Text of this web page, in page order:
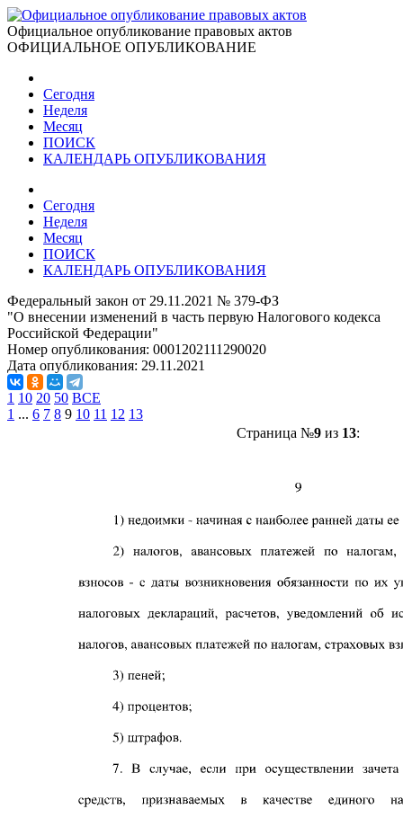
Официальное опубликование правовых актов
ОФИЦИАЛЬНОЕ ОПУБЛИКОВАНИЕ
Сегодня
Неделя
Месяц
ПОИСК
КАЛЕНДАРЬ ОПУБЛИКОВАНИЯ
Сегодня
Неделя
Месяц
ПОИСК
КАЛЕНДАРЬ ОПУБЛИКОВАНИЯ
Федеральный закон от 29.11.2021 № 379-ФЗ
"О внесении изменений в часть первую Налогового кодекса
Российской Федерации"
Номер опубликования: 0001202111290020
Дата опубликования: 29.11.2021
1 10 20 50 ВСЕ
1 ... 6 7 8 9 10 11 12 13
Страница №9из 13: